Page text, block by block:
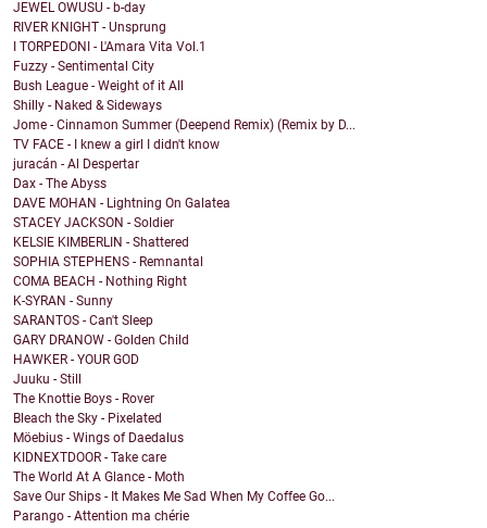
JEWEL OWUSU - b-day
RIVER KNIGHT - Unsprung
I TORPEDONI - L'Amara Vita Vol.1
Fuzzy - Sentimental City
Bush League - Weight of it All
Shilly - Naked & Sideways
Jome - Cinnamon Summer (Deepend Remix) (Remix by D...
TV FACE - I knew a girl I didn't know
juracán - Al Despertar
Dax - The Abyss
DAVE MOHAN - Lightning On Galatea
STACEY JACKSON - Soldier
KELSIE KIMBERLIN - Shattered
SOPHIA STEPHENS - Remnantal
COMA BEACH - Nothing Right
K-SYRAN - Sunny
SARANTOS - Can't Sleep
GARY DRANOW - Golden Child
HAWKER - YOUR GOD
Juuku - Still
The Knottie Boys - Rover
Bleach the Sky - Pixelated
Möebius - Wings of Daedalus
KIDNEXTDOOR - Take care
The World At A Glance - Moth
Save Our Ships - It Makes Me Sad When My Coffee Go...
Parango - Attention ma chérie